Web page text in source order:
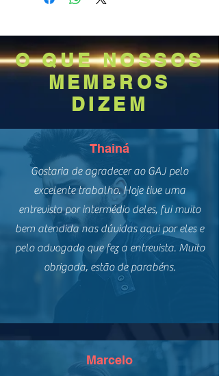
O QUE NOSSOS
MEMBROS
DIZEM
Thainá
Gostaria de agradecer ao GAJ pelo
excelente trabalho. Hoje tive uma
entrevista por intermédio deles, fui muito
bem atendida nas dúvidas aqui por eles e
pelo advogado que fez a entrevista. Muito
obrigada, estão de parabéns.
Marcelo